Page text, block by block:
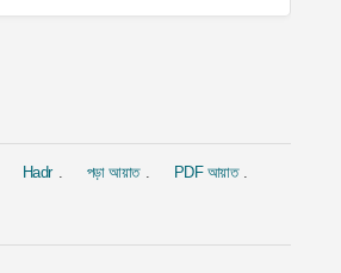
Hadr পড়া আয়াত PDF আয়াত